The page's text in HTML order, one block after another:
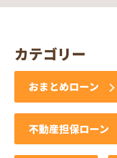
カテゴリー
おまとめローン
不動産担保ローン